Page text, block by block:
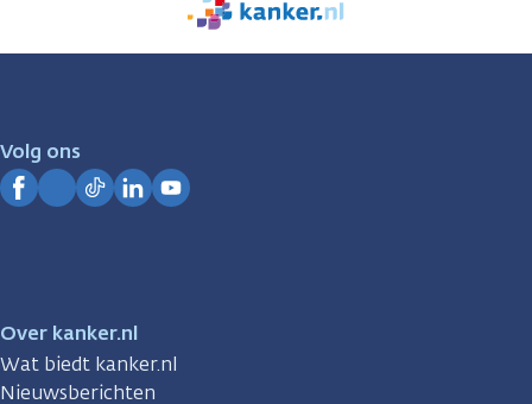
We
zijn
Volg ons
Over kanker.nl
Wat biedt kanker.nl
Nieuwsberichten